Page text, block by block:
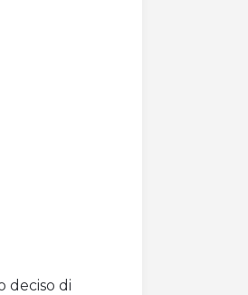
deciso di